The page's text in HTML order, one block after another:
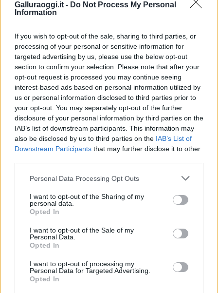
Galluraoggi.it - Do Not Process My Personal
Information
If you wish to opt-out of the sale, sharing to third parties, or
processing of your personal or sensitive information for
targeted advertising by us, please use the below opt-out
section to confirm your selection. Please note that after your
opt-out request is processed you may continue seeing
interest-based ads based on personal information utilized by
us or personal information disclosed to third parties prior to
your opt-out. You may separately opt-out of the further
disclosure of your personal information by third parties on the
IAB’s list of downstream participants. This information may
also be disclosed by us to third parties on the IAB’s List of
Downstream Participants that may further disclose it to other
Please note that this website/app uses one or more Google
not limited to your visit or usage behaviour. You may click to
grant or deny consent to Google and its third-party tags to
use your data for below specified purposes in below Google
consent section.
Personal Data Processing Opt Outs
I want to opt-out of the Sharing of my
personal data.
Opted In
I want to opt-out of the Sale of my
Personal Data.
Opted In
I want to opt-out of processing my
Personal Data for Targeted Advertising.
Opted In
Vuoi rimuovere le pubblicità nazionali?
Puoi abbonarti asoli € 1,10 al mese
cliccandoqui
Sei già abbonato?
Puoi effettuare l'accesso andando nella
sezione Login
cliccando